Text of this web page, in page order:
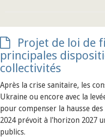
Projet de loi de
principales
collectivités
Après la crise sanitaire, les
Ukraine ou encore avec la
pour compenser la hausse
2024 prévoit à l'horizon 2027
publics.